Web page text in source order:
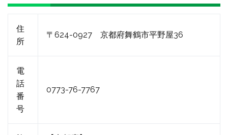
住
所
〒624-0927 京都府舞鶴市平野屋36
電
話
番
号
0773-76-7767